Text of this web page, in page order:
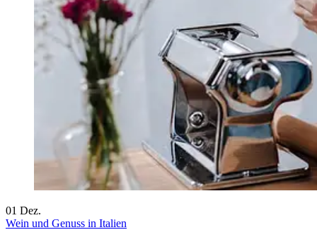
01 Dez.
Wein und Genuss in Italien